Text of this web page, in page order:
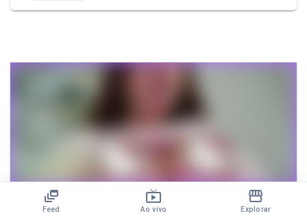
Feed Ao vivo Explorar
Me deixaram sozinha e me abri todinha 😈💦